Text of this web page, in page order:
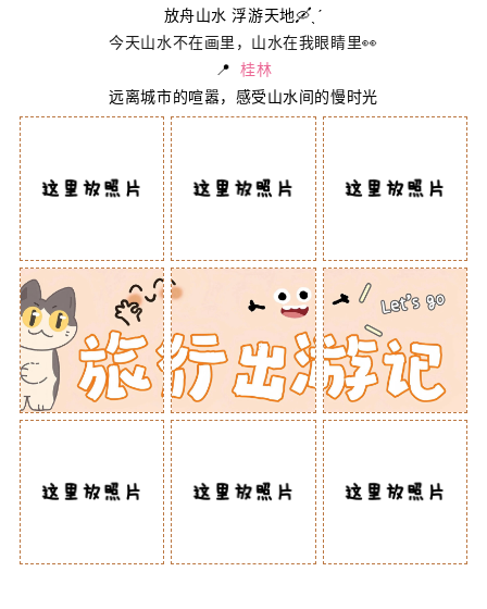
放舟山水 浮游天地🛶ˎˊ
今天山水不在画里，山水在我眼睛里👀
📍桂林
远离城市的喧嚣，感受山水间的慢时光